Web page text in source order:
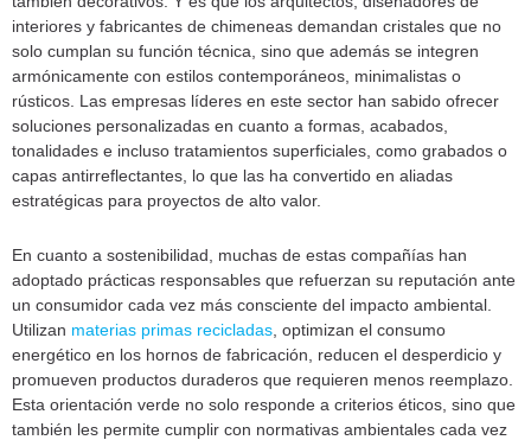
interiores y fabricantes de chimeneas demandan cristales que no
solo cumplan su función técnica, sino que además se integren
armónicamente con estilos contemporáneos, minimalistas o
rústicos. Las empresas líderes en este sector han sabido ofrecer
soluciones personalizadas en cuanto a formas, acabados,
tonalidades e incluso tratamientos superficiales, como grabados o
capas antirreflectantes, lo que las ha convertido en aliadas
estratégicas para proyectos de alto valor.
En cuanto a sostenibilidad, muchas de estas compañías han
adoptado prácticas responsables que refuerzan su reputación ante
un consumidor cada vez más consciente del impacto ambiental.
Utilizan materias primas recicladas , optimizan el consumo
energético en los hornos de fabricación, reducen el desperdicio y
promueven productos duraderos que requieren menos reemplazo.
Esta orientación verde no solo responde a criterios éticos, sino que
también les permite cumplir con normativas ambientales cada vez